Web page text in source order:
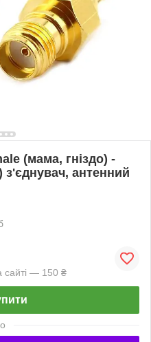
(мама, гніздо) -
з'єднувач, антенний
сайті — 150 ₴